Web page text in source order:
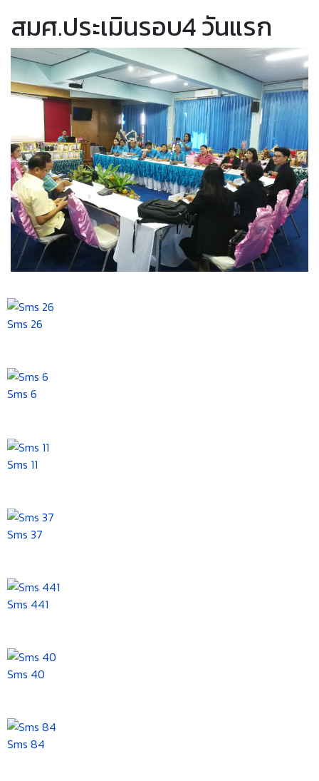
สมศ.ประเมินรอบ4 วันแรก
Sms 26
Sms 6
Sms 11
Sms 37
Sms 441
Sms 40
Sms 84